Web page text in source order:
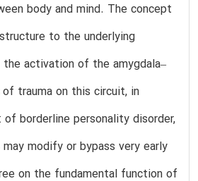
body and mind. The concept
to the underlying
activation of the amygdala–
trauma on this circuit, in
borderline personality disorder,
modify or bypass very early
on the fundamental function of